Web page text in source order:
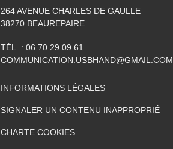
264 AVENUE CHARLES DE GAULLE
38270 BEAUREPAIRE
TÉL. : 06 70 29 09 61
COMMUNICATION.USBHAND@GMAIL.COM
INFORMATIONS LÉGALES
SIGNALER UN CONTENU INAPPROPRIÉ
CHARTE COOKIES